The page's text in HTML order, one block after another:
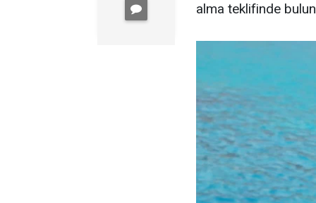
alma teklifinde